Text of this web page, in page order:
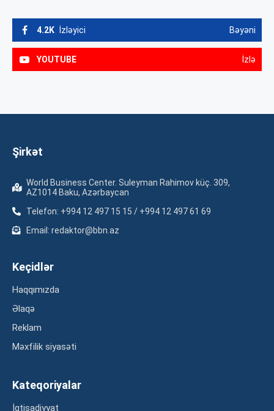
4.2K İzləyici Bəyəni
YOUTUBE İzlə
Şirkət
World Business Center. Suleyman Rahimov küç. 309,
AZ1014 Baku, Azərbaycan
Telefon: +994 12 497 15 15 / +994 12 497 61 69
Email: redaktor@bbn.az
Keçidlər
Haqqımızda
Əlaqə
Reklam
Məxfilik siyasəti
Kateqoriyalar
İqtisadiyyat